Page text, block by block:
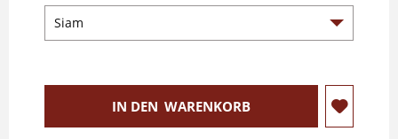
IN DEN WARENKORB